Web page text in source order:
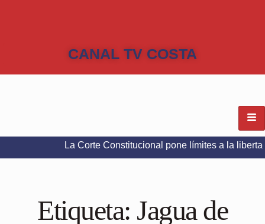
CANAL TV COSTA
La Corte Constitucional pone límites a la libertad de
Etiqueta: Jagua de